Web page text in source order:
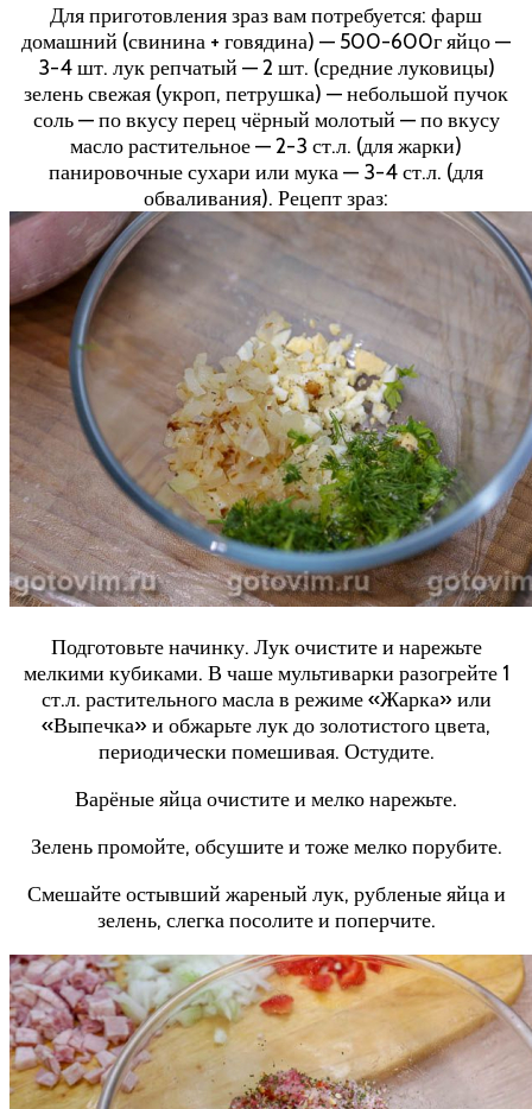
Для приготовления зраз вам потребуется: фарш
домашний (свинина + говядина) — 500-600г яйцо —
3-4 шт. лук репчатый — 2 шт. (средние луковицы)
зелень свежая (укроп, петрушка) — небольшой пучок
соль — по вкусу перец чёрный молотый — по вкусу
масло растительное — 2-3 ст.л. (для жарки)
панировочные сухари или мука — 3-4 ст.л. (для
обваливания). Рецепт зраз:
Подготовьте начинку. Лук очистите и нарежьте
мелкими кубиками. В чаше мультиварки разогрейте 1
ст.л. растительного масла в режиме «Жарка» или
«Выпечка» и обжарьте лук до золотистого цвета,
периодически помешивая. Остудите.
Варёные яйца очистите и мелко нарежьте.
Зелень промойте, обсушите и тоже мелко порубите.
Смешайте остывший жареный лук, рубленые яйца и
зелень, слегка посолите и поперчите.